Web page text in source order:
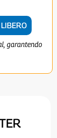
garantendo